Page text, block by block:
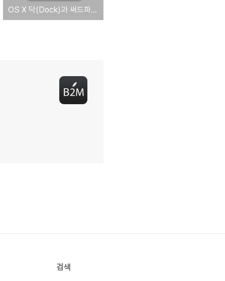
OS X 닥(Dock)과 써드파티 런처 프로그램을 활용하는 또 하나의 방법
검색